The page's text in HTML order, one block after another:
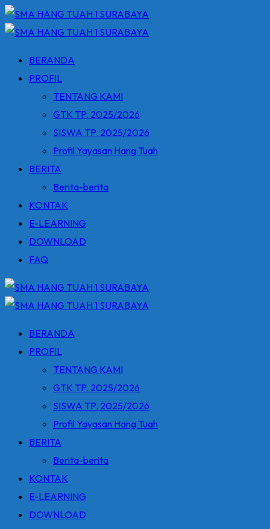
Skip
to
BERANDA
PROFIL
TENTANG KAMI
GTK TP. 2025/2026
SISWA TP. 2025/2026
Profil Yayasan Hang Tuah
BERITA
Berita-berita
KONTAK
E-LEARNING
DOWNLOAD
FAQ
BERANDA
PROFIL
TENTANG KAMI
GTK TP. 2025/2026
SISWA TP. 2025/2026
Profil Yayasan Hang Tuah
BERITA
Berita-berita
KONTAK
E-LEARNING
DOWNLOAD